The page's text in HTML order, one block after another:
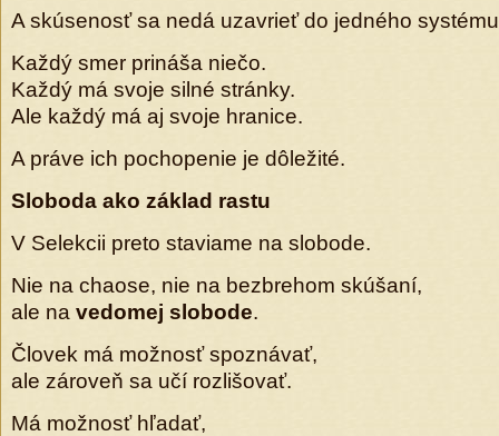
A skúsenosť sa nedá uzavrieť do jedného
Každý smer prináša niečo.
Každý má svoje silné stránky.
Ale každý má aj svoje hranice.
A práve ich pochopenie je dôležité.
Sloboda ako základ rastu
V Selekcii preto staviame na slobode.
Nie na chaose, nie na bezbrehom skúšaní,
ale na vedomej slobode.
Človek má možnosť spoznávať,
ale zároveň sa učí rozlišovať.
Má možnosť hľadať,